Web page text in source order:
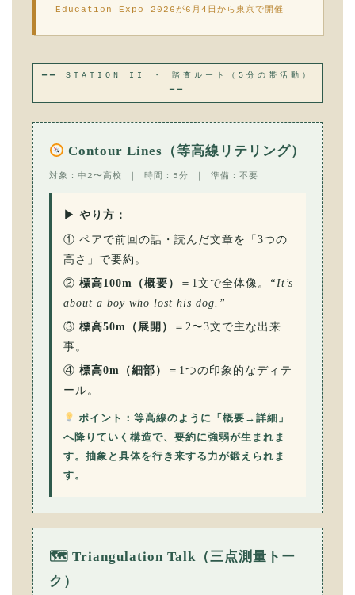
Education Expo 2026が6月4日から東京で開催
━━ STATION II ・ 踏査ルート（5分の帯活動）
━━
Contour Lines（等高線リテリング）
対象：中2〜高校 ｜ 時間：5分 ｜ 準備：不要
▶ やり方：
① ペアで前回の話・読んだ文章を「3つの
高さ」で要約。
② 標高100m（概要） ＝1文で全体像。
“It’s
about a boy who lost his dog.”
③ 標高50m（展開）
＝2〜3文で主な出来
事。
④ 標高0m（細部）
＝1つの印象的なディテ
ール。
ポイント：等高線のように「概要→詳細」
へ降りていく構造で、要約に強弱が生まれま
す。抽象と具体を行き来する力が鍛えられま
す。
🗺 Triangulation Talk（三点測量トー
ク）